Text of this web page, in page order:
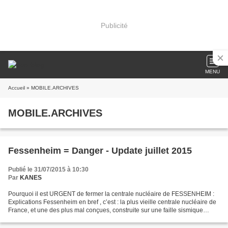
Publicité
MENU
Accueil » MOBILE.ARCHIVES
MOBILE.ARCHIVES
Fessenheim = Danger - Update juillet 2015
Publié le 31/07/2015 à 10:30
Par KANES
Pourquoi il est URGENT de fermer la centrale nucléaire de FESSENHEIM :
Explications Fessenheim en bref , c’est : la plus vieille centrale nucléaire de
France, et une des plus mal conçues, construite sur une faille sismique